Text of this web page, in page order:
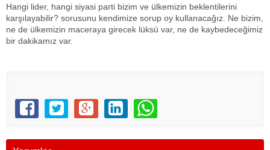
Hangi lider, hangi siyasi parti bizim ve ülkemizin beklentilerini
karşılayabilir? sorusunu kendimize sorup oy kullanacağız. Ne bizim,
ne de ülkemizin maceraya girecek lüksü var, ne de kaybedeceğimiz
bir dakikamız var.